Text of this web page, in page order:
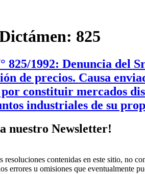
825
825/1992: Denuncia del
de precios. Causa
constituir mercados
industriales de su
nuestro Newsletter!
resoluciones contenidas en este sitio, no
errores u omisiones que eventualmente